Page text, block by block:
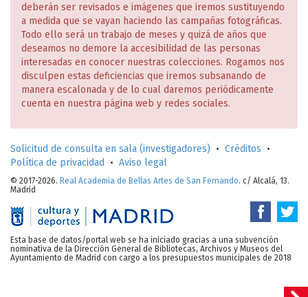
deberán ser revisados e imágenes que iremos sustituyendo
a medida que se vayan haciendo las campañas fotográficas.
Todo ello será un trabajo de meses y quizá de años que
deseamos no demore la accesibilidad de las personas
interesadas en conocer nuestras colecciones. Rogamos nos
disculpen estas deficiencias que iremos subsanando de
manera escalonada y de lo cual daremos periódicamente
cuenta en nuestra página web y redes sociales.
Solicitud de consulta en sala (investigadores) • Créditos •
Política de privacidad
• Aviso legal
© 2017-2026. Real Academia de Bellas Artes de San Fernando. c/ Alcalá, 13.
Madrid
Esta base de datos/portal web se ha iniciado gracias a una subvención
nominativa de la Dirección General de Bibliotecas, Archivos y Museos del
Ayuntamiento de Madrid con cargo a los presupuestos municipales de 2018